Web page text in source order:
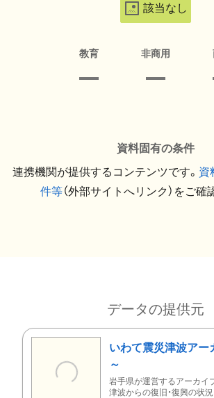
該当なし
教育 非商用
資料固有の条件
連携機関が提供するコンテンツです。 資
件等（外部サイトへリンク）をご確
データの提供元
いわて震災津波アー
～
岩手県が運営するアーカイ
津波からの復旧・復興の状